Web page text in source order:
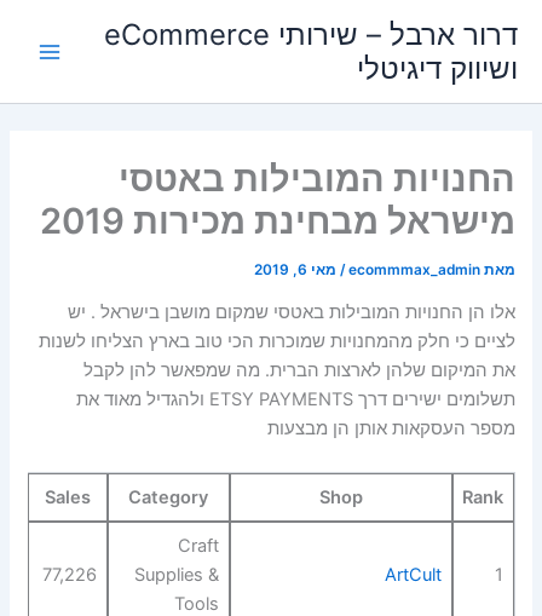
לתוכן
דרור ארבל – שירותי eCommerce
ושיווק דיגיטלי
החנויות המובילות באטסי
מישראל מבחינת מכירות 2019
מאתecommmax_admin
/ מאי 6, 2019
אלו הן החנויות המובילות באטסי שמקום מושבן בישראל . יש
לציים כי חלק מהמחנויות שמוכרות הכי טוב בארץ הצליחו לשנות
את המיקום שלהן לארצות הברית. מה שמפאשר להן לקבל
תשלומים ישירים דרך ETSY PAYMENTS ולהגדיל מאוד את
מספר העסקאות אותן הן מבצעות
Rank
Shop
Category
Sales
1
ArtCult
Craft
Supplies &
Tools
77,226